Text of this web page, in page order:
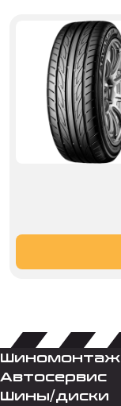
Шиномонтаж
Автосервис
Шины/диски